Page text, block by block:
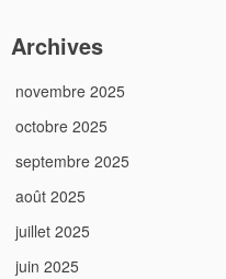
Archives
novembre 2025
octobre 2025
septembre 2025
août 2025
juillet 2025
juin 2025